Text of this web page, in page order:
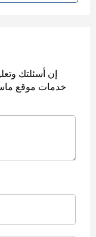
إن أسئلتك
خدمات موقع